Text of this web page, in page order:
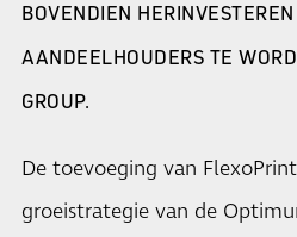
BOVENDIEN
AANDEELHOUDERS TE
GROUP.
De toevoeging van
groeistrategie van de